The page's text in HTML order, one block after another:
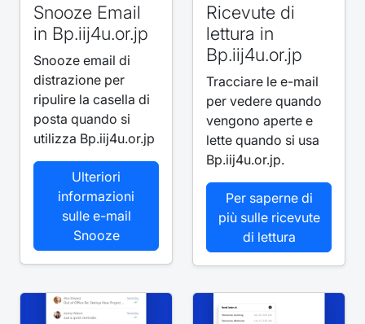
Snooze Email
in Bp.iij4u.or.jp
Snooze email di
distrazione per
ripulire la casella di
posta quando si
utilizza Bp.iij4u.or.jp
Ulteriori
informazioni
sulle e-mail
Snooze
Ricevute di
lettura in
Bp.iij4u.or.jp
Tracciare le e-mail
per vedere quando
vengono aperte e
lette quando si usa
Bp.iij4u.or.jp.
Per saperne di
più sulle ricevute
di lettura